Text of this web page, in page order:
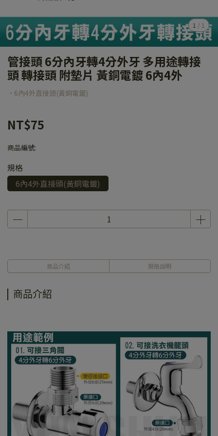
1 / 1
管接頭 6分內牙轉4分外牙 多用途轉接
頭 轉接頭 附墊片 黃銅電鍍 6內4外
·6內4外直接頭(黃銅電鍍)
NT$75
商品編號:
規格
6內4外直接頭(黃銅電鍍)
商品介紹 規格說明
商品介紹